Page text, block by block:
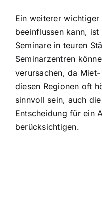
Ein weiterer
beeinflussen kann,
Seminare in teuren
Seminarzentren
verursachen, da
diesen Regionen oft
sinnvoll sein, auch
Entscheidung für ein
berücksichtigen.